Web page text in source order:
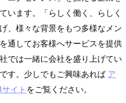
います。「らしく働く、らしく
、様々な背景をもつ多様なメン
通してお客様へサービスを提供
では一緒に会社を盛り上げてい
す。少しでもご興味あれば ア
イト をご覧ください。